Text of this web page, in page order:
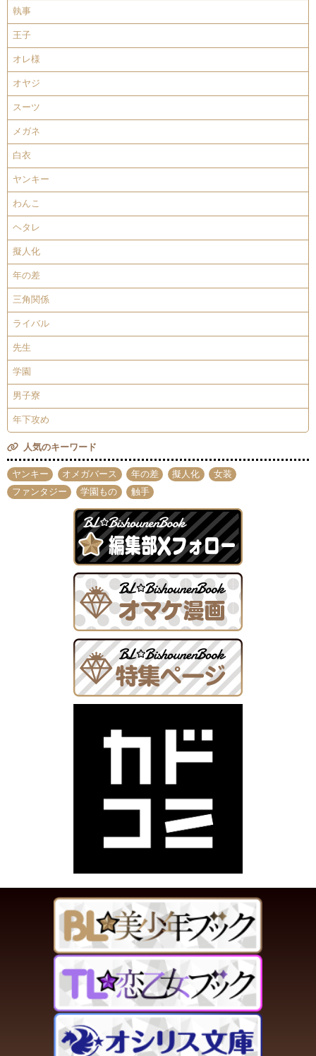
執事
王子
オレ様
オヤジ
スーツ
メガネ
白衣
ヤンキー
わんこ
ヘタレ
擬人化
年の差
三角関係
ライバル
先生
学園
男子寮
年下攻め
人気のキーワード
ヤンキー オメガバース 年の差 擬人化
女装
ファンタジー
学園もの 触手